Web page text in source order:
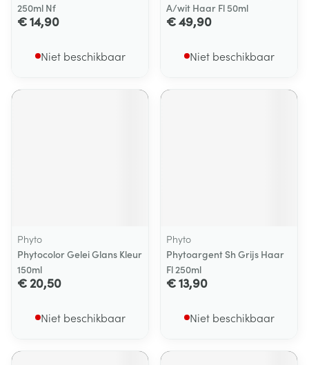
250ml Nf
€ 14,90
Niet beschikbaar
A/wit Haar Fl 50ml
€ 49,90
Niet beschikbaar
Phyto
Phytocolor Gelei Glans Kleur
150ml
€ 20,50
Niet beschikbaar
Phyto
Phytoargent Sh Grijs Haar
Fl 250ml
€ 13,90
Niet beschikbaar